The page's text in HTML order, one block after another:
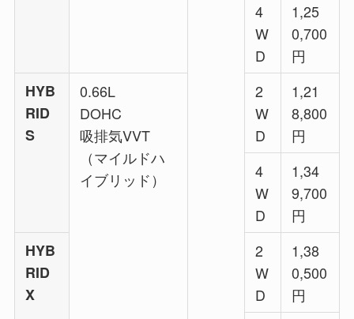
4
W
D
1,25
0,700
円
HYB
RID
S
0.66L
DOHC
吸排気VVT
（マイルドハ
イブリッド）
2
W
D
1,21
8,800
円
4
W
D
1,34
9,700
円
HYB
RID
X
2
W
D
1,38
0,500
円